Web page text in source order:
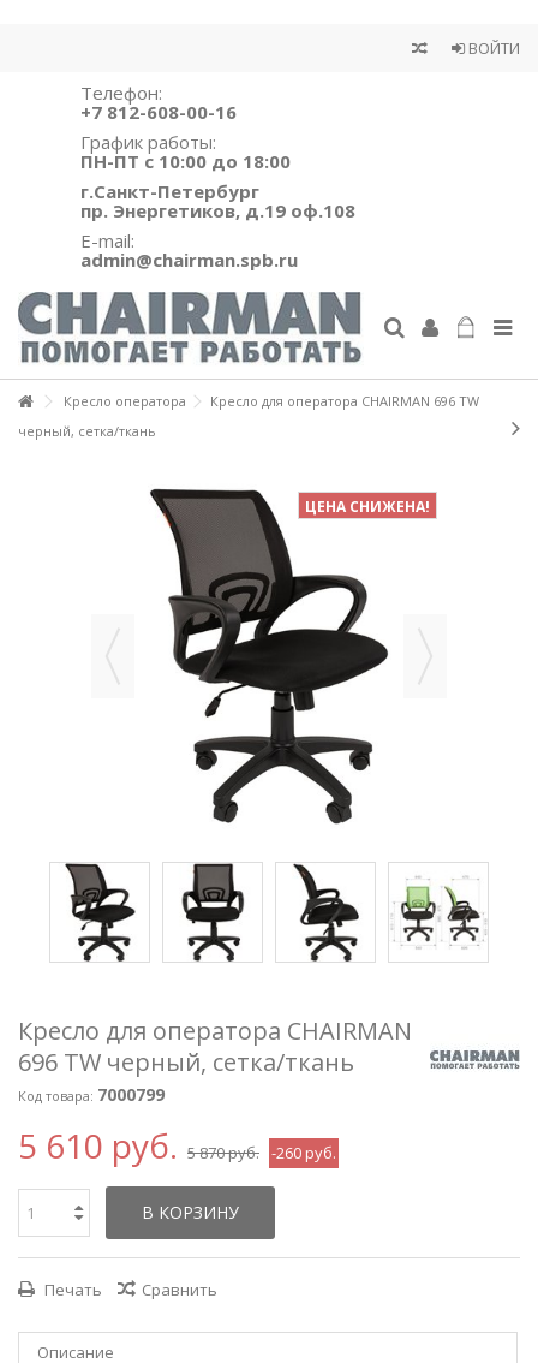
ВОЙТИ
Телефон:
+7 812-608-00-16
График работы:
ПН-ПТ с 10:00 до 18:00
г.Санкт-Петербург
пр. Энергетиков, д.19 оф.108
E-mail:
admin@chairman.spb.ru
Кресло оператора
Кресло для оператора CHAIRMAN 696 TW
черный, сетка/ткань
ЦЕНА СНИЖЕНА!
Кресло для оператора CHAIRMAN
696 TW черный, сетка/ткань
Код товара: 7000799
5 610 руб. 5 870 руб. -260 руб.
В КОРЗИНУ
Печать Сравнить
Описание